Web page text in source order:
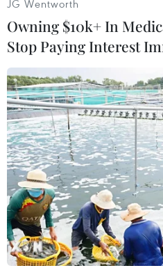
đámiPhone./.
JG Wentworth
Owning $10k+ In
Stop Paying Interest